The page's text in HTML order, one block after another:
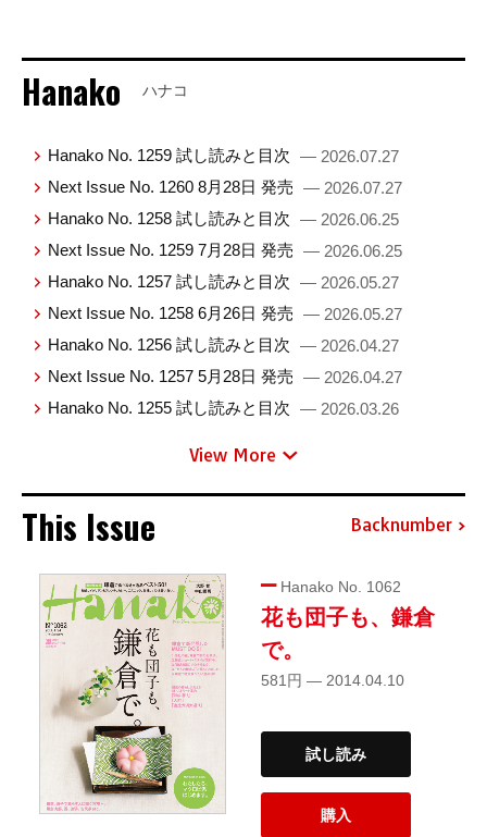
Hanako ハナコ
Hanako No. 1259 試し読みと目次 — 2026.07.27
Next Issue No. 1260 8月28日 発売 — 2026.07.27
Hanako No. 1258 試し読みと目次 — 2026.06.25
Next Issue No. 1259 7月28日 発売 — 2026.06.25
Hanako No. 1257 試し読みと目次 — 2026.05.27
Next Issue No. 1258 6月26日 発売 — 2026.05.27
Hanako No. 1256 試し読みと目次 — 2026.04.27
Next Issue No. 1257 5月28日 発売 — 2026.04.27
Hanako No. 1255 試し読みと目次 — 2026.03.26
View More
This Issue Backnumber
Hanako No. 1062
花も団子も、鎌倉
で。
581円 — 2014.04.10
試し読み
購入